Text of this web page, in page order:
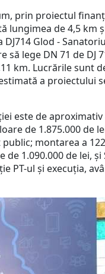
prin proiectul
lungimea de 4,5 km
Glod -
lege DN 71 de DJ
km. Lucrările sunt
a proiectului
este de
de 1.875.000 de
montarea a
1.090.000 de lei,
PT-ul și execuția,